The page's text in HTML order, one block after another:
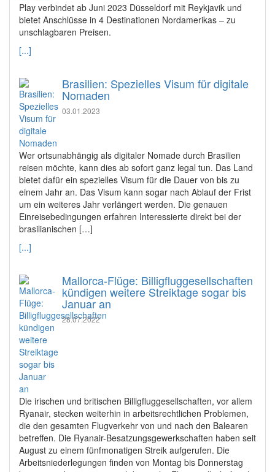
Play verbindet ab Juni 2023 Düsseldorf mit Reykjavik und
bietet Anschlüsse in 4 Destinationen Nordamerikas – zu
unschlagbaren Preisen.
[...]
Brasilien: Spezielles Visum für digitale
Nomaden
03.01.2023
Wer ortsunabhängig als digitaler Nomade durch Brasilien
reisen möchte, kann dies ab sofort ganz legal tun. Das Land
bietet dafür ein spezielles Visum für die Dauer von bis zu
einem Jahr an. Das Visum kann sogar nach Ablauf der Frist
um ein weiteres Jahr verlängert werden. Die genauen
Einreisebedingungen erfahren Interessierte direkt bei der
brasilianischen […]
[...]
Mallorca-Flüge: Billigfluggesellschaften
kündigen weitere Streiktage sogar bis
Januar an
28.07.2022
Die irischen und britischen Billigfluggesellschaften, vor allem
Ryanair, stecken weiterhin in arbeitsrechtlichen Problemen,
die den gesamten Flugverkehr von und nach den Balearen
betreffen. Die Ryanair-Besatzungsgewerkschaften haben seit
August zu einem fünfmonatigen Streik aufgerufen. Die
Arbeitsniederlegungen finden von Montag bis Donnerstag